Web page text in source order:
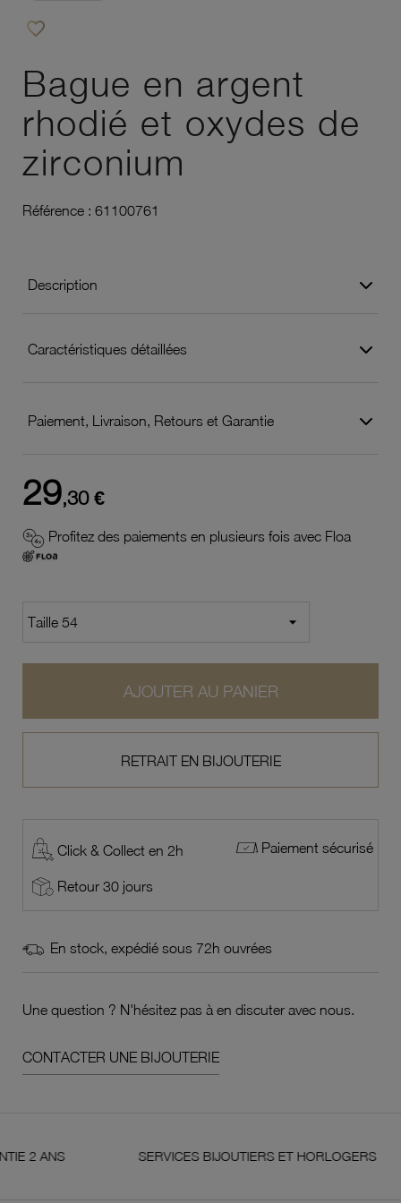
favorite_border
Bague en argent
rhodié et oxydes de
zirconium
Référence : 61100761
Description
Caractéristiques détaillées
Paiement, Livraison, Retours et Garantie
29,30 €
Profitez des paiements en plusieurs fois avec Floa
AJOUTER AU PANIER
RETRAIT EN BIJOUTERIE
Click & Collect en 2h Paiement sécurisé
Retour 30 jours
En stock, expédié sous 72h ouvrées
Une question ? N'hésitez pas à en discuter avec nous.
CONTACTER UNE BIJOUTERIE
SERVICES BIJOUTIERS ET HORLOGERS